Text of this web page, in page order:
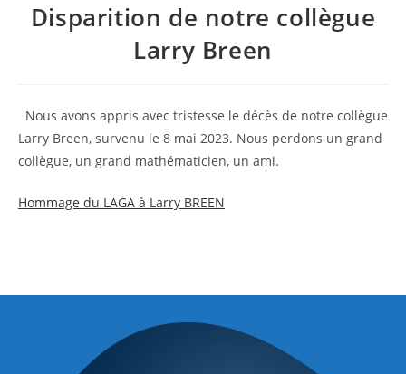
Disparition de notre collègue
Larry Breen
Nous avons appris avec tristesse le décès de notre collègue
Larry Breen, survenu le 8 mai 2023. Nous perdons un grand
collègue, un grand mathématicien, un ami.
Hommage du LAGA à Larry BREEN